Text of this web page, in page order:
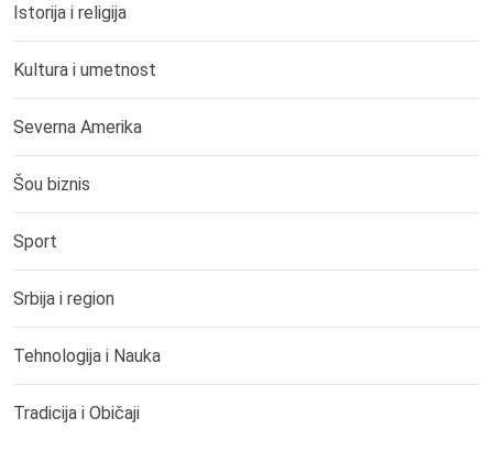
Istorija i religija
Kultura i umetnost
Severna Amerika
Šou biznis
Sport
Srbija i region
Tehnologija i Nauka
Tradicija i Običaji